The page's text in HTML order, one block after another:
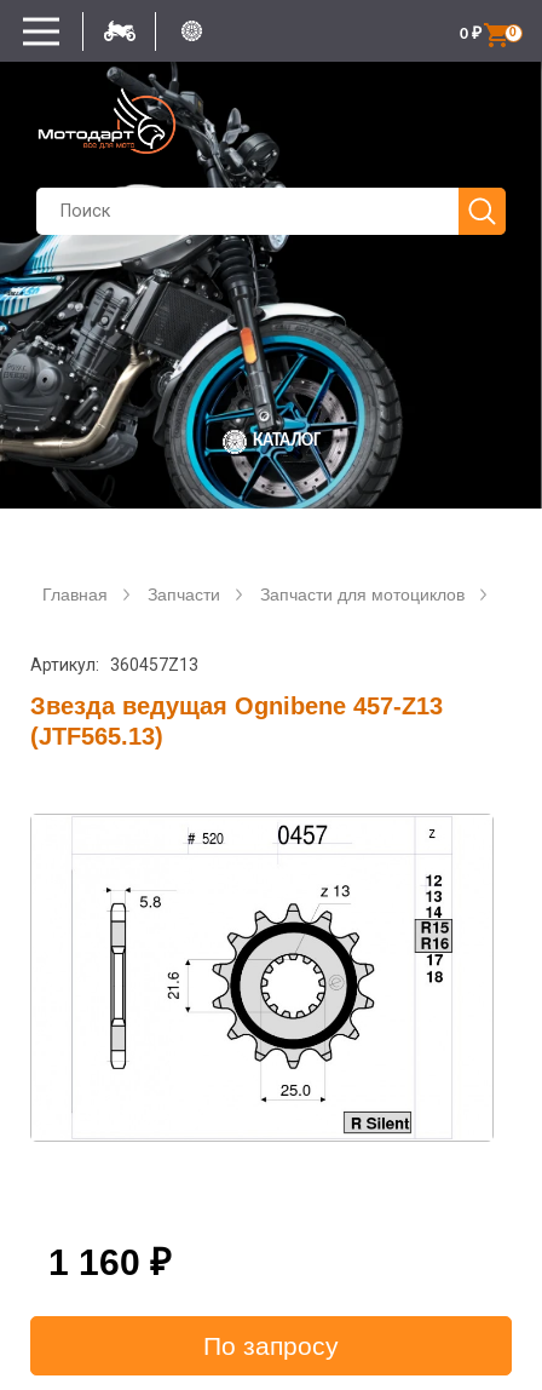
0
0 ₽
КАТАЛОГ
Главная Запчасти Запчасти для мотоциклов
Артикул: 360457Z13
Звезда ведущая Ognibene 457-Z13
(JTF565.13)
1 160 ₽